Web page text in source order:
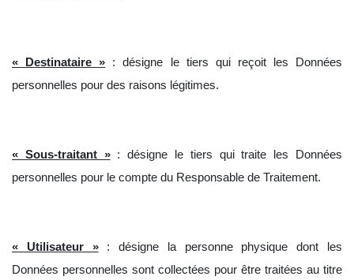
« Destinataire » : désigne le tiers qui reçoit les Données
personnelles pour des raisons légitimes.
« Sous-traitant » :
désigne le tiers qui traite les Données
personnelles pour le compte du Responsable de Traitement.
« Utilisateur » :
désigne la personne physique dont les
Données personnelles sont collectées pour être traitées au titre